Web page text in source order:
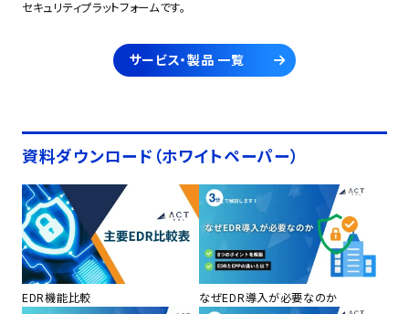
セキュリティプラットフォームです。
サービス・製品 一覧
資料ダウンロード（ホワイトペーパー）
EDR機能比較 なぜEDR導入が必要なのか